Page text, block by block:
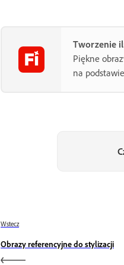
Tworzenie
Piękne
na
Wstecz
Obrazy referencyjne do stylizacji